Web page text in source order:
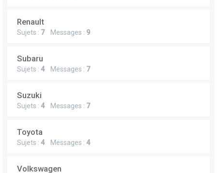
Renault
Sujets : 7Messages : 9
Subaru
Sujets : 4Messages : 7
Suzuki
Sujets : 4Messages : 7
Toyota
Sujets : 4Messages : 4
Volkswagen